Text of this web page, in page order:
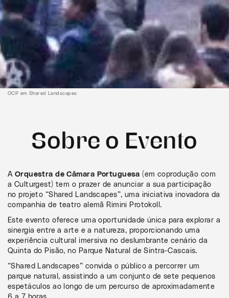
OCP em Shared Landscapes
Sobre o Evento
A Orquestra de Câmara Portuguesa (em coprodução com
a Culturgest) tem o prazer de anunciar a sua participação
no projeto “Shared Landscapes”, uma iniciativa inovadora da
companhia de teatro alemã Rimini Protokoll.
Este evento oferece uma oportunidade única para explorar a
sinergia entre a arte e a natureza, proporcionando uma
experiência cultural imersiva no deslumbrante cenário da
Quinta do Pisão, no Parque Natural de Sintra-Cascais.
“Shared Landscapes” convida o público a percorrer um
parque natural, assistindo a um conjunto de sete pequenos
espetáculos ao longo de um percurso de aproximadamente